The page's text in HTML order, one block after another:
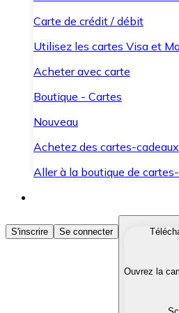
Carte de crédit / débit
Utilisez les cartes Visa et
Acheter avec carte
Boutique - Cartes
Nouveau
Achetez des cartes-
Aller à la boutique de
Acheter des
Achetez les
Convertissez vos
S'inscrire Se connecter
Ouvrez la